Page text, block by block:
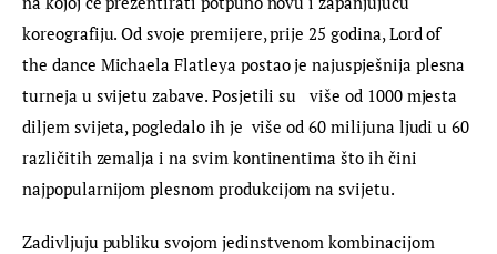
koreografiju. Od svoje premijere, prije 25 godina, Lord of
the dance Michaela Flatleya postao je najuspješnija plesna
turneja u svijetu zabave. Posjetili su   više od 1000 mjesta
diljem svijeta, pogledalo ih je  više od 60 milijuna ljudi u 60
različitih zemalja i na svim kontinentima što ih čini
najpopularnijom plesnom produkcijom na svijetu.
Zadivljuju publiku svojom jedinstvenom kombinacijom